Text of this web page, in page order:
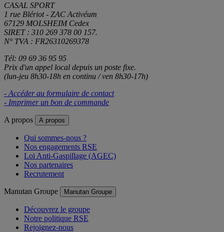
CASAL SPORT
1 rue Blériot - ZAC Activéum
67129 MOLSHEIM Cedex
SIRET : 310 269 378 00 157.
N° TVA : FR26310269378
Tél: 09 69 36 95 95
Prix d'un appel local depuis un poste fixe.
(lun-jeu 8h30-18h en continu / ven 8h30-17h)
- Accéder au formulaire de contact
- Imprimer un bon de commande
A propos A propos
Qui sommes-nous ?
Nos engagements RSE
Loi Anti-Gaspillage (AGEC)
Nos partenaires
Recrutement
Manutan Groupe Manutan Groupe
Découvrez le groupe
Notre politique RSE
Rejoignez-nous